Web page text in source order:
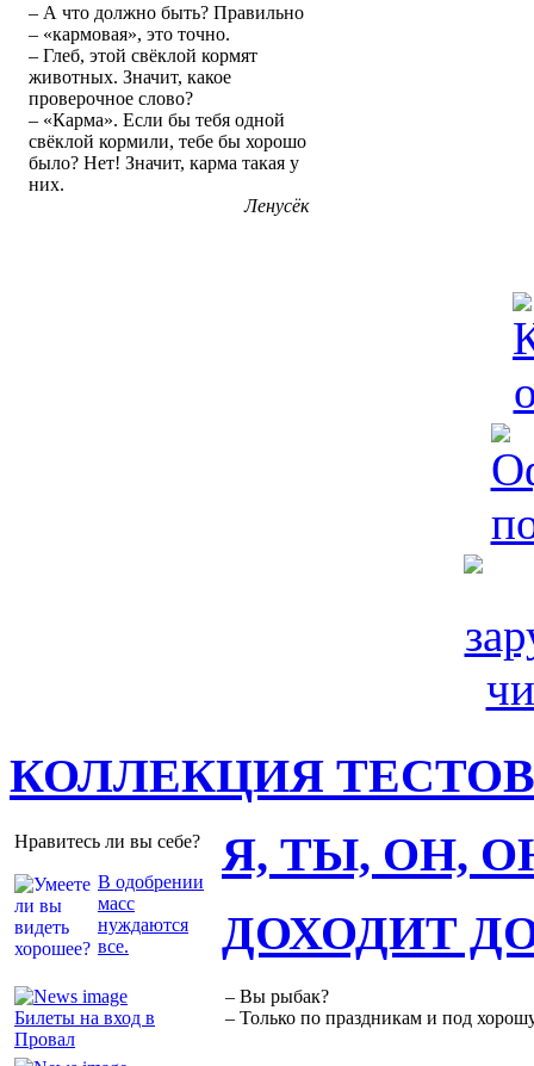
– А что должно быть? Правильно
– «кармовая», это точно.
– Глеб, этой свёклой кормят
животных. Значит, какое
проверочное слово?
– «Карма». Если бы тебя одной
свёклой кормили, тебе бы хорошо
было? Нет! Значит, карма такая у
них.
Ленусёк
КОЛЛЕКЦИЯ ТЕСТОВ
Нравитесь ли вы себе?
В одобрении
масс
нуждаются
все.
Я, ТЫ, ОН,
Билеты на вход в
Провал
ДОХОДИТ
– Вы рыбак?
– Только по праздникам и под